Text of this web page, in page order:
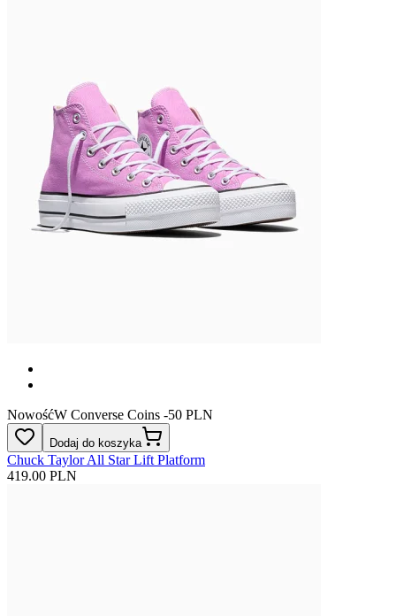
NowośćW Converse Coins -50 PLN
Dodaj do koszyka
Chuck Taylor All Star Lift Platform
419.00 PLN